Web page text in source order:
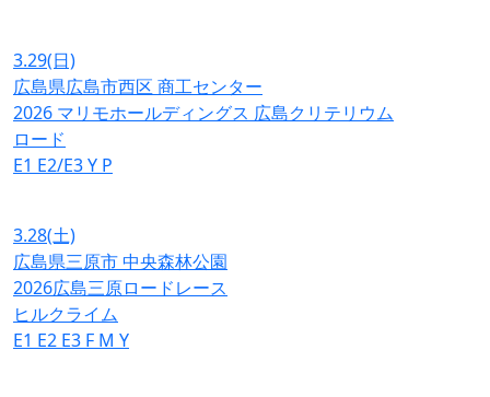
3.29(日)
広島県広島市西区 商工センター
2026 マリモホールディングス 広島クリテリウム
ロード
E1 E2/E3Y P
3.28(土)
広島県三原市 中央森林公園
2026広島三原ロードレース
ヒルクライム
E1 E2 E3 F M Y